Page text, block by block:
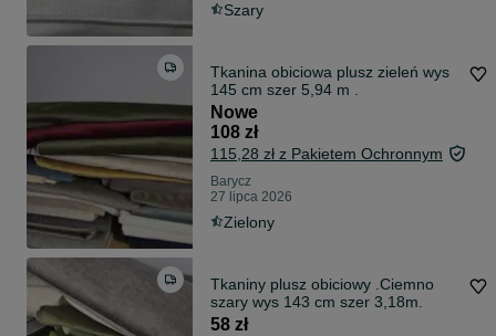
Szary
Tkanina obiciowa plusz zieleń wys
145 cm szer 5,94 m .
Nowe
108 zł
115,28 zł z Pakietem Ochronnym
Barycz
27 lipca 2026
Zielony
Tkaniny plusz obiciowy .Ciemno
szary wys 143 cm szer 3,18m.
58 zł